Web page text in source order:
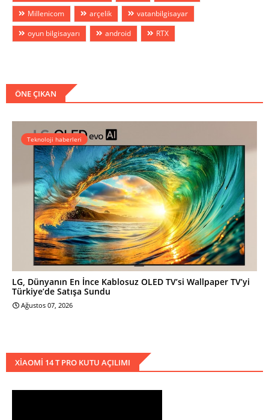
Millenicom
arçelik
vatanbilgisayar
oyun bilgisayarı
android RTX
ÖNE ÇIKAN
Teknoloji haberleri
LG, Dünyanın En İnce Kablosuz OLED TV’si Wallpaper TV’yi
Türkiye’de Satışa Sundu
Ağustos 07, 2026
XIAOMI 14 T PRO KUTU AÇILIMI